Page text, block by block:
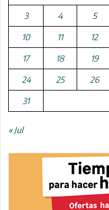
3 4 5
10 11 12
17 18 19
24 25 26
31
« Jul